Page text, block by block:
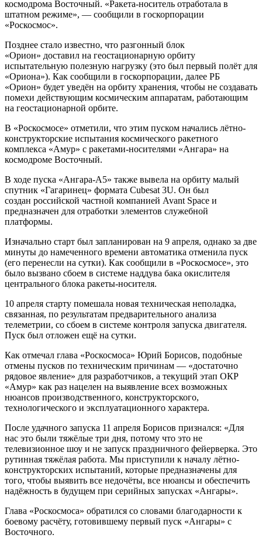
космодрома Восточный. «Ракета-носитель отработала в
штатном режиме», — сообщили в госкорпорации
«Роскосмос».
Позднее стало известно, что разгонный блок
«Орион» доставил на геостационарную орбиту
испытательную полезную нагрузку (это был первый полёт для
«Ориона»). Как сообщили в госкорпорации, далее РБ
«Орион» будет уведён на орбиту хранения, чтобы не создавать
помехи действующим космическим аппаратам, работающим
на геостационарной орбите.
В «Роскосмосе» отметили, что этим пуском начались лётно-
конструкторские испытания космического ракетного
комплекса «Амур» с ракетами-носителями «Ангара» на
космодроме Восточный.
В ходе пуска «Ангара-А5» также вывела на орбиту малый
спутник «Гагаринец» формата Cubesat 3U. Он был
создан российской частной компанией Avant Space и
предназначен для отработки элементов служебной
платформы.
Изначально старт был запланирован на 9 апреля, однако за две
минуты до намеченного времени автоматика отменила пуск
(его перенесли на сутки). Как сообщили в «Роскосмосе», это
было вызвано сбоем в системе наддува бака окислителя
центрального блока ракеты-носителя.
10 апреля старту помешала новая техническая неполадка,
связанная, по результатам предварительного анализа
телеметрии, со сбоем в системе контроля запуска двигателя.
Пуск был отложен ещё на сутки.
Как отмечал глава «Роскосмоса» Юрий Борисов, подобные
отмены пусков по техническим причинам — «достаточно
рядовое явление» для разработчиков, а текущий этап ОКР
«Амур» как раз нацелен на выявление всех возможных
нюансов производственного, конструкторского,
технологического и эксплуатационного характера.
После удачного запуска 11 апреля Борисов признался: «Для
нас это были тяжёлые три дня, потому что это не
телевизионное шоу и не запуск праздничного фейерверка. Это
рутинная тяжёлая работа. Мы приступили к началу лётно-
конструкторских испытаний, которые предназначены для
того, чтобы выявить все недочёты, все нюансы и обеспечить
надёжность в будущем при серийных запусках «Ангары».
Глава «Роскосмоса» обратился со словами благодарности к
боевому расчёту, готовившему первый пуск «Ангары» с
Восточного.